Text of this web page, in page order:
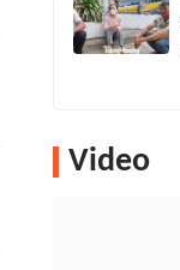
Video